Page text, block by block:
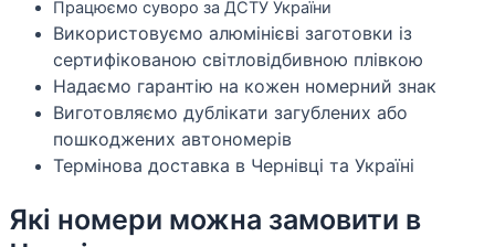
Працюємо суворо за ДСТУ України
Використовуємо алюмінієві заготовки із
сертифікованою світловідбивною плівкою
Надаємо гарантію на кожен номерний знак
Виготовляємо дублікати загублених або
пошкоджених автономерів
Термінова доставка в Чернівці та Україні
Які номери можна замовити в